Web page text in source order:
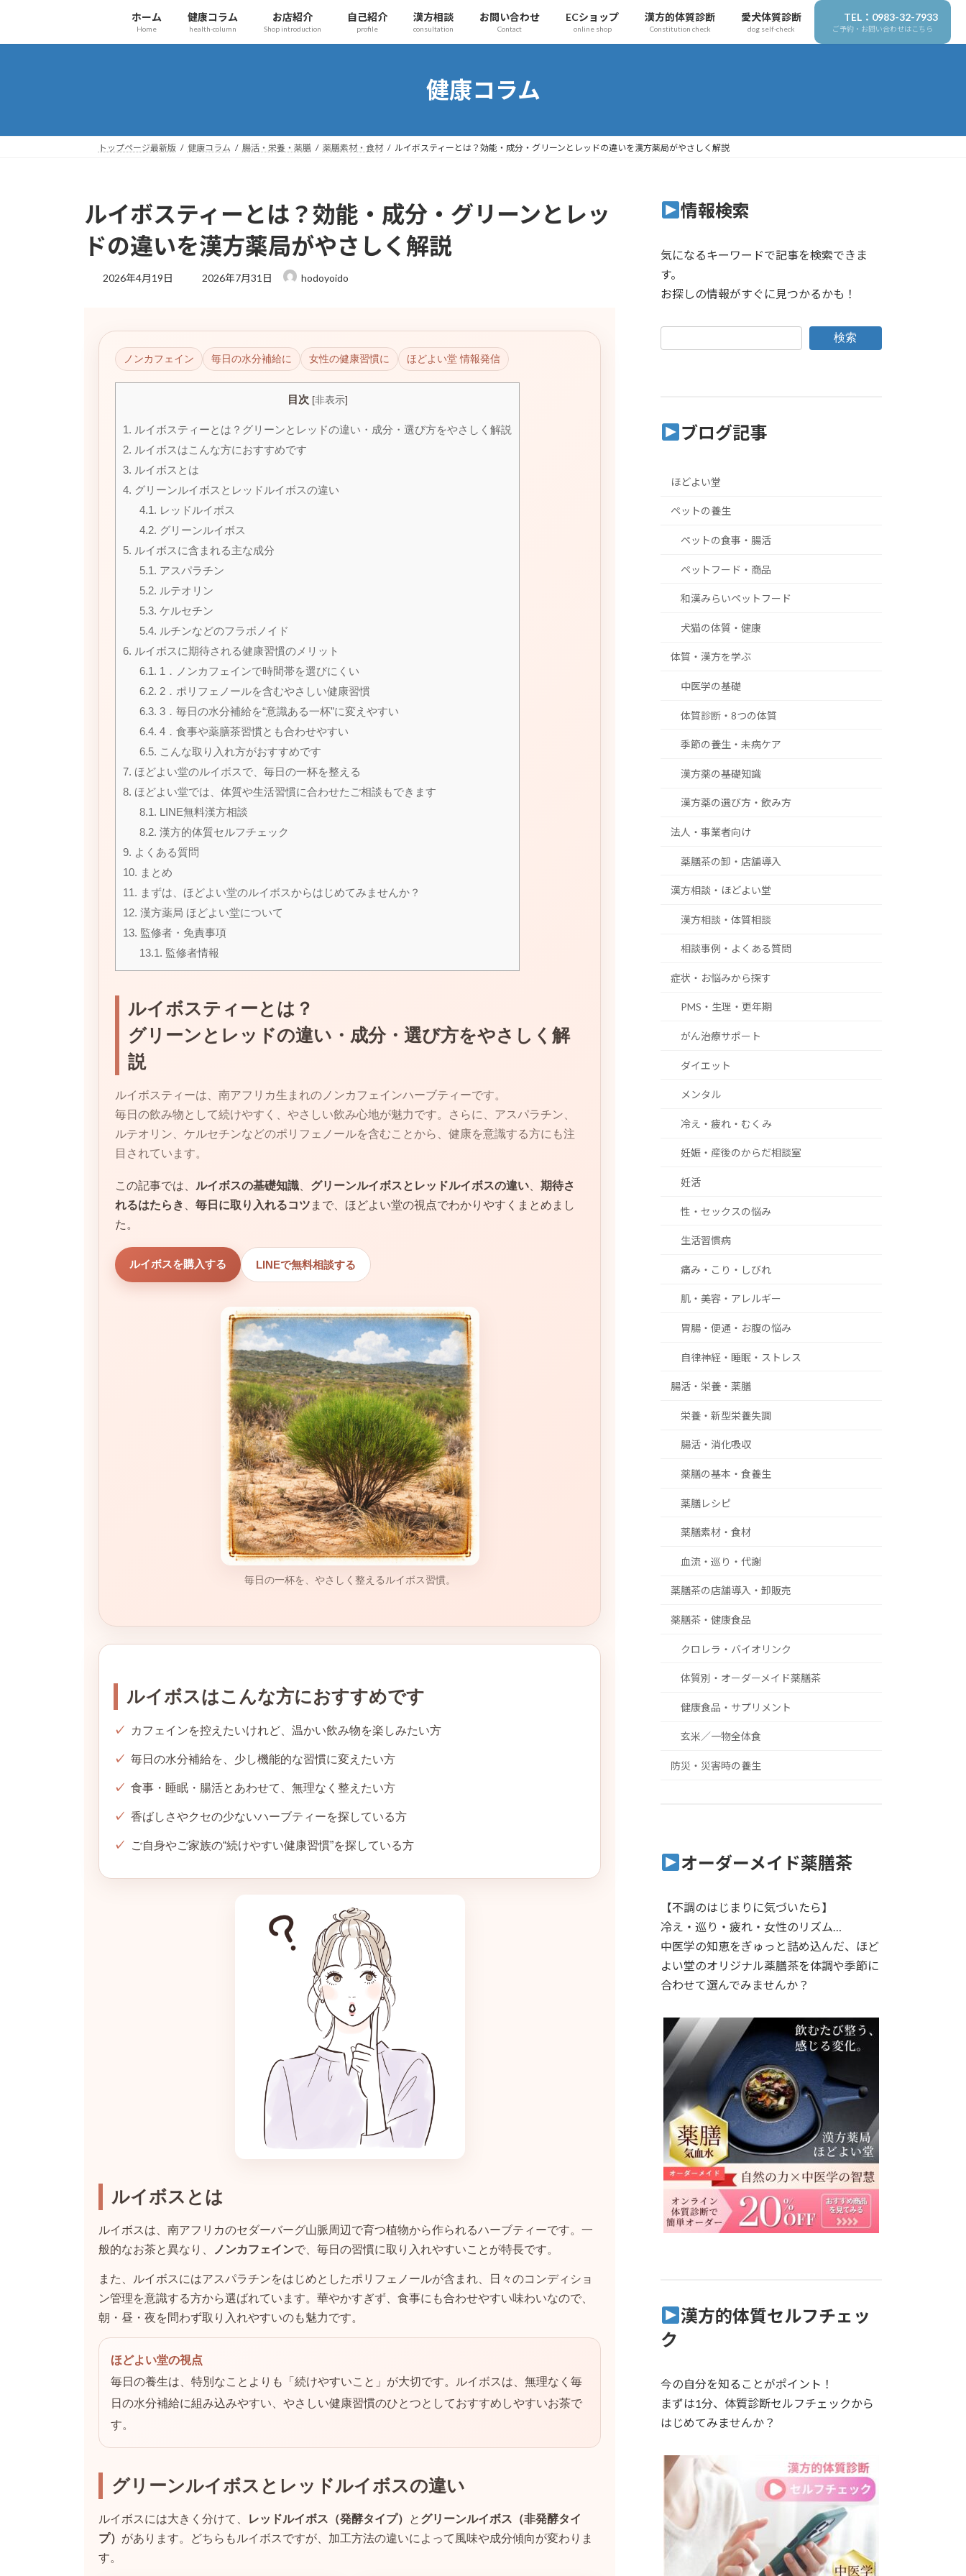
テ
ゲ
ホーム
Home
健康コラム
health-column
お店紹介
Shop introduction
自己紹介
profile
漢方相談
consultation
お問い合わせ
Contact
ECショップ
online shop
漢方的体質診断
Constitution check
愛犬体質診断
dog self-check
TEL：0983-32-7933
ご予約・お問い合わせはこちら
健康コラム
トップページ最新版 健康コラム 腸活・栄養・薬膳 薬膳素材・食材 ルイボスティーとは？効能・成分・グリーンとレッドの違いを漢方薬局がやさしく解説
ルイボスティーとは？効能・成分・グリーンとレッ
ドの違いを漢方薬局がやさしく解説
2026年4月19日
最
日
時
:
2026年7月31日 hodoyoido
ノンカフェイン 毎日の水分補給に 女性の健康習慣に ほどよい堂 情報発信
目次 [非表示]
1. ルイボスティーとは？グリーンとレッドの違い・成分・選び方をやさしく解説
2. ルイボスはこんな方におすすめです
3. ルイボスとは
4. グリーンルイボスとレッドルイボスの違い
4.1. レッドルイボス
4.2. グリーンルイボス
5. ルイボスに含まれる主な成分
5.1. アスパラチン
5.2. ルテオリン
5.3. ケルセチン
5.4. ルチンなどのフラボノイド
6. ルイボスに期待される健康習慣のメリット
6.1. 1．ノンカフェインで時間帯を選びにくい
6.2. 2．ポリフェノールを含むやさしい健康習慣
6.3. 3．毎日の水分補給を“意識ある一杯”に変えやすい
6.4. 4．食事や薬膳茶習慣とも合わせやすい
6.5. こんな取り入れ方がおすすめです
7. ほどよい堂のルイボスで、毎日の一杯を整える
8. ほどよい堂では、体質や生活習慣に合わせたご相談もできます
8.1. LINE無料漢方相談
8.2. 漢方的体質セルフチェック
9. よくある質問
10. まとめ
11. まずは、ほどよい堂のルイボスからはじめてみませんか？
12. 漢方薬局 ほどよい堂について
13. 監修者・免責事項
13.1. 監修者情報
ルイボスティーとは？
グリーンとレッドの違い・成分・選び方をやさしく解
説
ルイボスティーは、南アフリカ生まれのノンカフェインハーブティーです。
毎日の飲み物として続けやすく、やさしい飲み心地が魅力です。さらに、アスパラチン、
ルテオリン、ケルセチンなどのポリフェノールを含むことから、健康を意識する方にも注
目されています。
この記事では、 ルイボスの基礎知識 グリーンルイボスとレッドルイボスの違い
期待さ
れるはたらき
毎日に取り入れるコツ まで、ほどよい堂の視点でわかりやすくまとめまし
た。
ルイボスを購入する LINEで無料相談する
毎日の一杯を、やさしく整えるルイボス習慣。
ルイボスはこんな方におすすめです
カフェインを控えたいけれど、温かい飲み物を楽しみたい方
毎日の水分補給を、少し機能的な習慣に変えたい方
食事・睡眠・腸活とあわせて、無理なく整えたい方
香ばしさやクセの少ないハーブティーを探している方
ご自身やご家族の“続けやすい健康習慣”を探している方
ルイボスとは
ルイボスは、南アフリカのセダーバーグ山脈周辺で育つ植物から作られるハーブティーです。一
般的なお茶と異なり、
ノンカフェインで、毎日の習慣に取り入れやすいことが特長です。
また、ルイボスにはアスパラチンをはじめとしたポリフェノールが含まれ、日々のコンディショ
ン管理を意識する方から選ばれています。華やかすぎず、食事にも合わせやすい味わいなので、
朝・昼・夜を問わず取り入れやすいのも魅力です。
ほどよい堂の視点
毎日の養生は、特別なことよりも「続けやすいこと」が大切です。ルイボスは、無理なく毎
日の水分補給に組み込みやすい、やさしい健康習慣のひとつとしておすすめしやすいお茶で
す。
グリーンルイボスとレッドルイボスの違い
ルイボスには大きく分けて、 レッドルイボス（発酵タイプ） と グリーンルイボス（非発酵タイ
プ） があります。どちらもルイボスですが、加工方法の違いによって風味や成分傾向が変わりま
す。
情報検索
気になるキーワードで記事を検索できま
す。
お探しの情報がすぐに見つかるかも！
検索
ブログ記事
ほどよい堂
ペットの養生
ペットの食事・腸活
ペットフード・商品
和漢みらいペットフード
犬猫の体質・健康
体質・漢方を学ぶ
中医学の基礎
体質診断・8つの体質
季節の養生・未病ケア
漢方薬の基礎知識
漢方薬の選び方・飲み方
法人・事業者向け
薬膳茶の卸・店舗導入
漢方相談・ほどよい堂
漢方相談・体質相談
相談事例・よくある質問
症状・お悩みから探す
PMS・生理・更年期
がん治療サポート
ダイエット
メンタル
冷え・疲れ・むくみ
妊娠・産後のからだ相談室
妊活
性・セックスの悩み
生活習慣病
痛み・こり・しびれ
肌・美容・アレルギー
胃腸・便通・お腹の悩み
自律神経・睡眠・ストレス
腸活・栄養・薬膳
栄養・新型栄養失調
腸活・消化吸収
薬膳の基本・食養生
薬膳レシピ
薬膳素材・食材
血流・巡り・代謝
薬膳茶の店舗導入・卸販売
薬膳茶・健康食品
クロレラ・バイオリンク
体質別・オーダーメイド薬膳茶
健康食品・サプリメント
玄米／一物全体食
防災・災害時の養生
オーダーメイド薬膳茶
【不調のはじまりに気づいたら】
冷え・巡り・疲れ・女性のリズム…
中医学の知恵をぎゅっと詰め込んだ、ほど
よい堂のオリジナル薬膳茶を体調や季節に
合わせて選んでみませんか？
漢方的体質セルフチェッ
ク
今の自分を知ることがポイント！
まずは1分、体質診断セルフチェックから
はじめてみませんか？